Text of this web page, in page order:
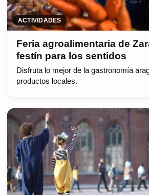
ACTIVIDADES
Feria agroalimentaria de
festín para los sentidos
Disfruta lo mejor de la gastronomía
productos locales.